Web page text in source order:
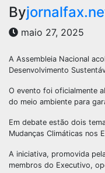
By
maio 27, 2025
A Assembleia Nacional
Desenvolvimento
O evento foi oficialmente
do meio ambiente para
Em debate estão dois
Mudanças Climáticas nos
A iniciativa, promovida
membros do Executivo,